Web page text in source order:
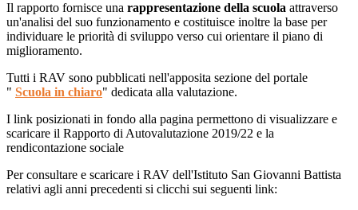
Il rapporto fornisce una rappresentazione della scuola attraverso
un'analisi del suo funzionamento e costituisce inoltre la base per
individuare le priorità di sviluppo verso cui orientare il piano di
miglioramento.
Tutti i RAV sono pubblicati nell'apposita sezione del portale
" Scuola in chiaro" dedicata alla valutazione.
I link posizionati in fondo alla pagina permettono di visualizzare e
scaricare il Rapporto di Autovalutazione 2019/22 e la
rendicontazione sociale
Per consultare e scaricare i RAV dell'Istituto San Giovanni Battista
relativi agli anni precedenti si clicchi sui seguenti link: